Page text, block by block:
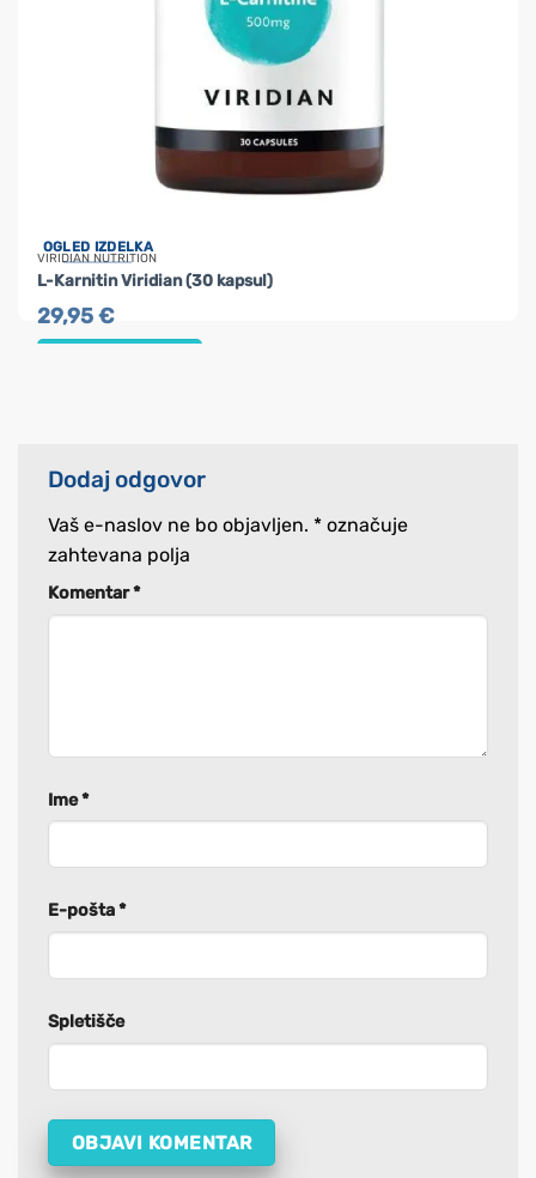
VIRIDIAN NUTRITION
L-Karnitin Viridian (30 kapsul)
29,95€
OGLED IZDELKA
Dodaj odgovor
Vaš e-naslov ne bo objavljen. * označuje
zahtevana polja
Komentar*
Ime*
E-pošta*
Spletišče